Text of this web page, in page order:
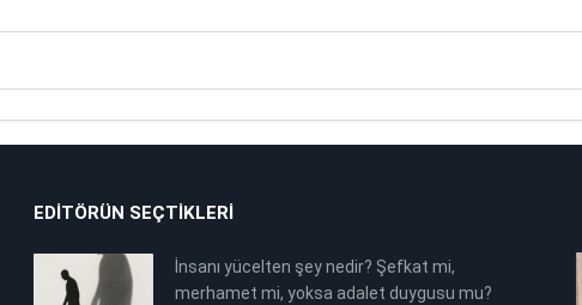
EDITÖRÜN SEÇTIKLERI
İnsanı yücelten şey nedir? Şefkat mi,
merhamet mi, yoksa adalet duygusu mu?